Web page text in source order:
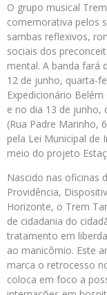
O grupo musical
comemorativa pelos
sambas reflexivos,
sociais dos
mental. A banda fará
12 de junho, quarta-
Expedicionário
e no dia 13 de junho,
(Rua Padre Marinho,
pela Lei Municipal de
meio do projeto
Nascido nas oficinas
Providência,
Horizonte, o Trem
de cidadania do
tratamento em
ao manicômio. Este
marca o retrocesso
coloca em foco a